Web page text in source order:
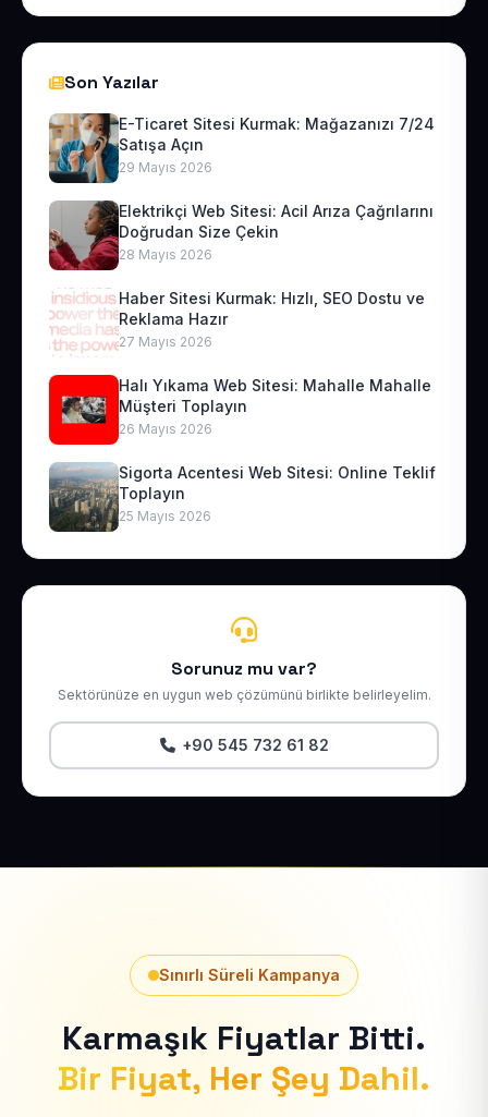
Son Yazılar
E-Ticaret Sitesi Kurmak: Mağazanızı 7/24
Satışa Açın
29 Mayıs 2026
Elektrikçi Web Sitesi: Acil Arıza Çağrılarını
Doğrudan Size Çekin
28 Mayıs 2026
Haber Sitesi Kurmak: Hızlı, SEO Dostu ve
Reklama Hazır
27 Mayıs 2026
Halı Yıkama Web Sitesi: Mahalle Mahalle
Müşteri Toplayın
26 Mayıs 2026
Sigorta Acentesi Web Sitesi: Online Teklif
Toplayın
25 Mayıs 2026
Sorunuz mu var?
Sektörünüze en uygun web çözümünü birlikte belirleyelim.
+90 545 732 61 82
Sınırlı Süreli Kampanya
Karmaşık Fiyatlar Bitti.
Bir Fiyat, Her Şey Dahil.